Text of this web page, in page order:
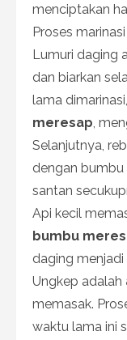
menciptakan
Proses
Lumuri daging
dan biarkan
lama
meresap ,
Selanjutnya,
dengan bumbu
santan
Api kecil
bumbu
daging menjadi
Ungkep adalah
memasak.
waktu lama ini